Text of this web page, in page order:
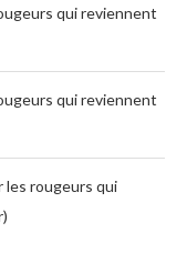
qui reviennent
qui reviennent
les rougeurs qui